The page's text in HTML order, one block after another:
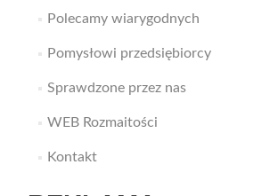
Polecamy wiarygodnych
Pomysłowi przedsiębiorcy
Sprawdzone przez nas
WEB Rozmaitości
Kontakt